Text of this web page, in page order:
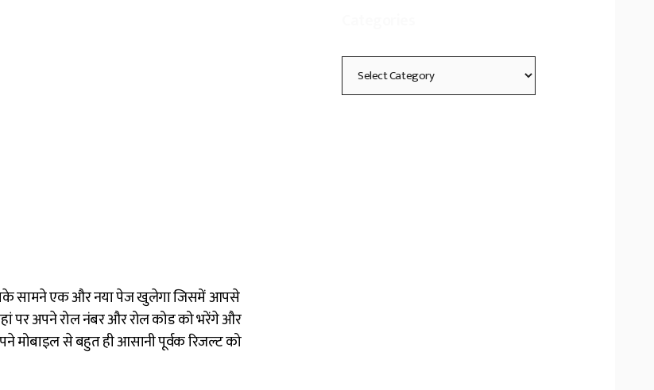
सामने एक और नया पेज खुलेगा जिसमें आपसे
पर अपने रोल नंबर और रोल कोड को भरेंगे और
मोबाइल से बहुत ही आसानी पूर्वक रिजल्ट को
Categories